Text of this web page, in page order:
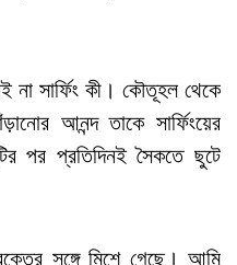
সার্ফিং কী। কৌতূহল থেকে
আনন্দ তাকে সার্ফিংয়ের
পর প্রতিদিনই সৈকতে ছুটে
সঙ্গে মিশে গেছে। আমি